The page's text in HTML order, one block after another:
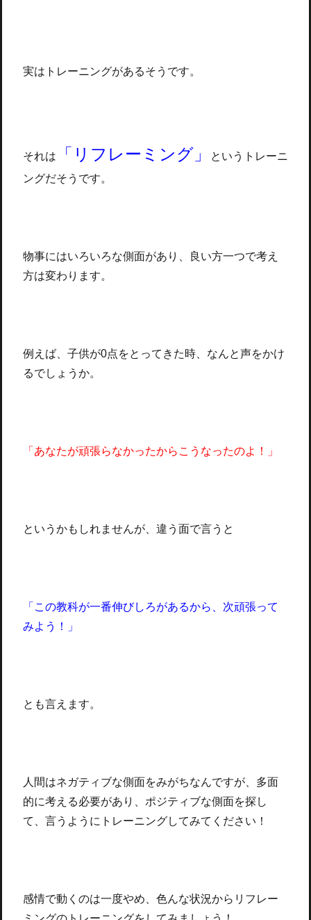
実はトレーニングがあるそうです。
それは 「リフレーミング」
というトレーニ
ングだそうです。
物事にはいろいろな側面があり、良い方一つで考え
方は変わります。
例えば、子供が0点をとってきた時、なんと声をかけ
るでしょうか。
「あなたが頑張らなかったからこうなったのよ！」
というかもしれませんが、違う面で言うと
「この教科が一番伸びしろがあるから、次頑張って
みよう！」
とも言えます。
人間はネガティブな側面をみがちなんですが、多面
的に考える必要があり、ポジティブな側面を探し
て、言うようにトレーニングしてみてください！
感情で動くのは一度やめ、色んな状況からリフレー